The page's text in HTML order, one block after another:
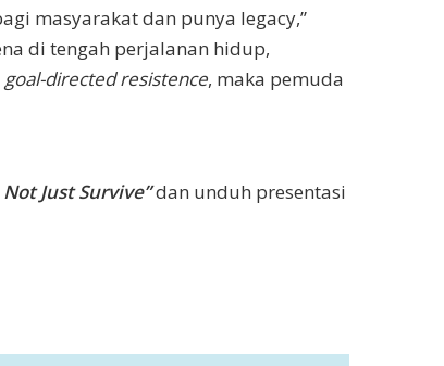
masyarakat dan punya legacy,”
di tengah perjalanan hidup,
goal-directed resistence, maka pemuda
Just Survive”dan unduh presentasi